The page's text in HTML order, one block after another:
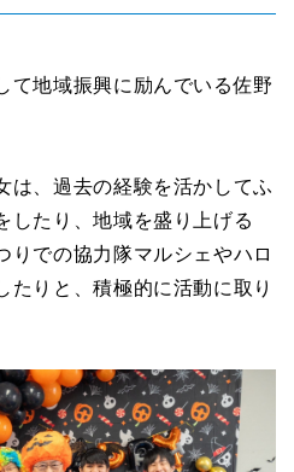
て地域振興に励んでいる佐野
は、過去の経験を活かしてふ
したり、地域を盛り上げる
りでの協力隊マルシェやハロ
たりと、積極的に活動に取り